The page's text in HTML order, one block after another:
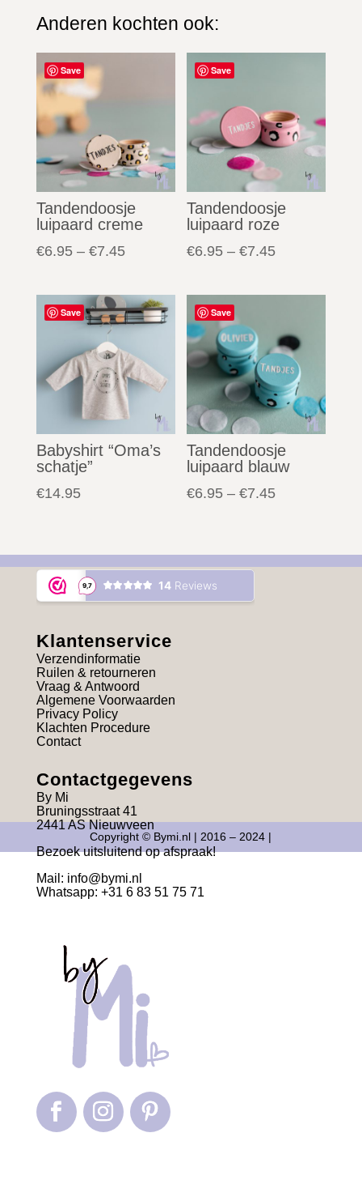
Anderen kochten ook:
Save
Tandendoosje
luipaard creme
€6.95– €7.45
Save
Tandendoosje
luipaard roze
€6.95 –€7.45
Save
Babyshirt “Oma’s
schatje”
€14.95
Save
Tandendoosje
luipaard blauw
€6.95 –€7.45
Klantenservice
Verzendinformatie
Ruilen & retourneren
Vraag & Antwoord
Algemene Voorwaarden
Privacy Policy
Klachten Procedure
Contact
Contactgegevens
By Mi
Bruningsstraat 41
2441 AS Nieuwveen
Bezoek uitsluitend op afspraak!
Mail: info@bymi.nl
Whatsapp: +31 6 83 51 75 71
Copyright © Bymi.nl | 2016 – 2024 |